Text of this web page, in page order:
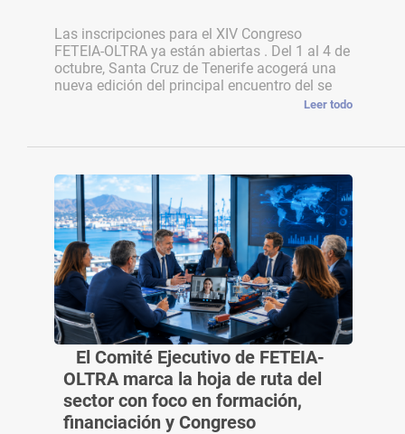
Las inscripciones para el XIV Congreso
FETEIA-OLTRA ya están abiertas . Del 1 al 4 de
octubre, Santa Cruz de Tenerife acogerá una
nueva edición del principal encuentro del se
Leer todo
El Comité Ejecutivo de FETEIA-
OLTRA marca la hoja de ruta del
sector con foco en formación,
financiación y Congreso